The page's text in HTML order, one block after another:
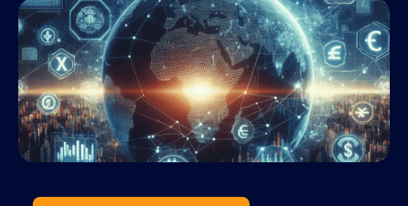
Echtzeit-Updates und eine aktive Community
und ist damit ein unverzichtbares […]